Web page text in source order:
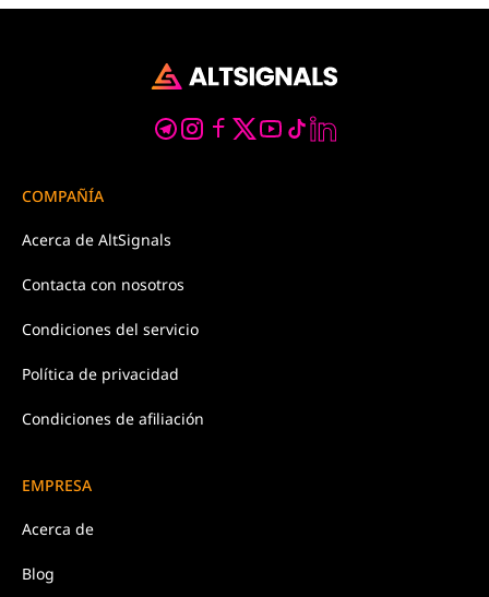
COMPAÑÍA
Acerca de AltSignals
Contacta con nosotros
Condiciones del servicio
Política de privacidad
Condiciones de afiliación
EMPRESA
Acerca de
Blog